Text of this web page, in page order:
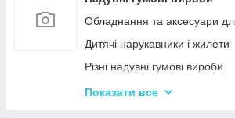
Кінетичний пісок
Дитячий Пластилін
Декупаж
Крейда для Малювання
Обладнання та аксесуари
Дитячі нарукавники і жилети
Різні надувні гумові вироби
Насоси для матрасів та
Показати все